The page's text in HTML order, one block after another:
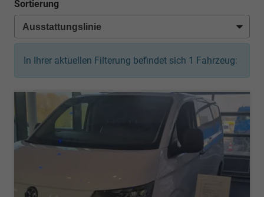
Sortierung
In Ihrer aktuellen Filterung befindet sich 1 Fahrzeug: